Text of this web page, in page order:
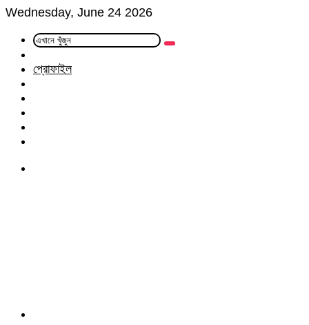
Wednesday, June 24 2026
এখানে
Article
প্রোফাইল